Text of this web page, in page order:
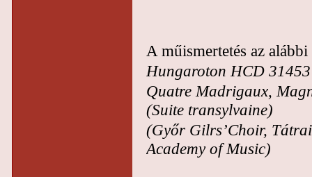
A műismertetés az
Hungaroton HCD 31453
Quatre Madrigaux,
(Suite transylvaine)
(Győr Gilrs’Choir,
Academy of Music)